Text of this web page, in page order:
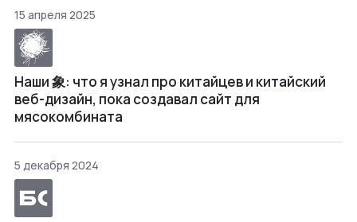
15 апреля 2025
Наши 象: что я узнал про китайцев и китайский
веб-дизайн, пока создавал сайт для
мясокомбината
5 декабря 2024